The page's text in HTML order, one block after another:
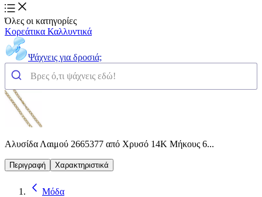
Όλες οι κατηγορίες
Κορεάτικα Καλλυντικά
Ψάχνεις για δροσιά;
Αλυσίδα Λαιμού 2665377 από Χρυσό 14K Μήκους 6...
Περιγραφή Χαρακτηριστικά
Μόδα